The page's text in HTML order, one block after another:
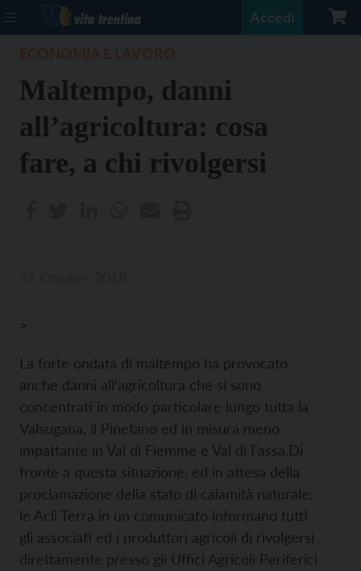
Accedi
Maltempo, danni
all’agricoltura: cosa
fare, a chi rivolgersi
>
La forte ondata di maltempo ha provocato
anche danni all’agricoltura che si sono
concentrati in modo particolare lungo tutta la
Valsugana, il Pinetano ed in misura meno
impattante in Val di Fiemme e Val di Fassa.Di
fronte a questa situazione, ed in attesa della
proclamazione della stato di calamità naturale,
le Acli Terra in un comunicato informano tutti
gli associati ed i produttori agricoli di rivolgersi
direttamente presso gli Uffici Agricoli Periferici